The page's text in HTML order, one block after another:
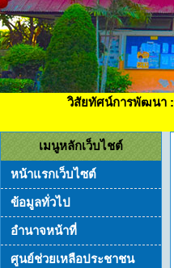
วิสัยทัศน์การพัฒนา :
เมนูหลักเว็บไชต์
หน้าแรกเว็บไซต์
ข้อมูลทั่วไป
อำนาจหน้าที่
ศูนย์ช่วยเหลือประชาชน